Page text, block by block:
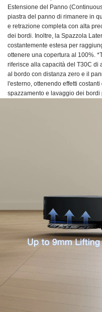
Estensione del Panno
piastra del panno di rimanere in
e retrazione completa con alta
dei bordi. Inoltre, la Spazzola
costantemente estesa per
ottenere una copertura al 100%.
riferisce alla capacità del T30C di
al bordo con distanza zero e il
l'esterno, ottenendo effetti
spazzamento e lavaggio dei